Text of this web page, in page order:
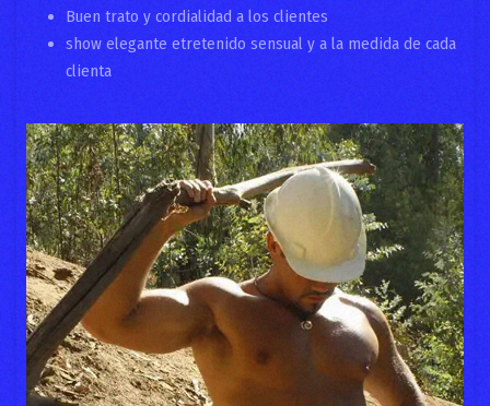
Buen trato y cordialidad a los clientes
show elegante etretenido sensual y a la medida de cada
clienta